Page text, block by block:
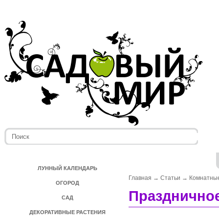
ЛУННЫЙ КАЛЕНДАРЬ
ОГОРОД
САД
ДЕКОРАТИВНЫЕ РАСТЕНИЯ
Главная → Статьи →